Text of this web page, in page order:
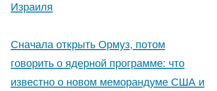
Израиля
Сначала открыть Ормуз, потом
говорить о ядерной программе: что
известно о новом меморандуме США и